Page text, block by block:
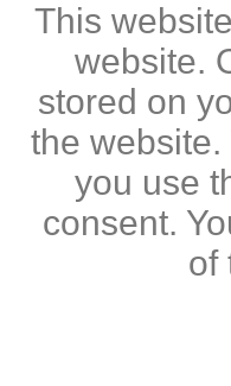
This
website.
stored on
the
you use
consent.
of